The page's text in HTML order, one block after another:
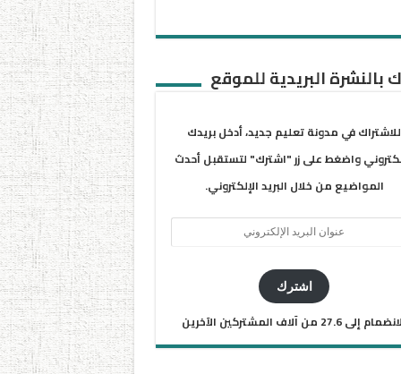
بالنشرة البريدية للموقع
للاشتراك في مدونة تعليم جديد، أدخل بريدك
واضغط على زر "اشترك" لتستقبل أحدث
المواضيع من خلال البريد الإلكتروني.
اشترك
إلى 27.6 من آلاف المشتركين الآخرين